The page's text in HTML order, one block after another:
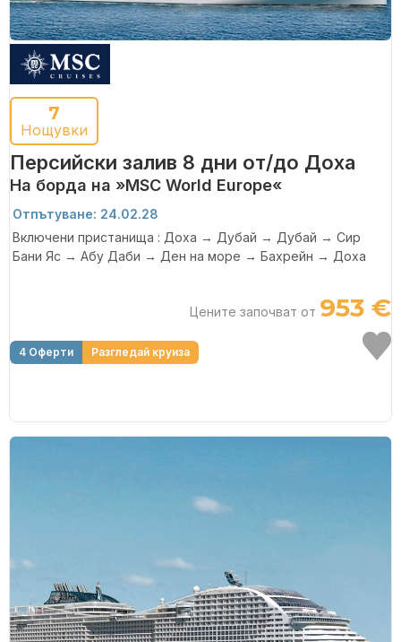
7
Нощувки
Персийски залив 8 дни от/до Доха
На борда на »MSC World Europe«
Отпътуване: 24.02.28
Включени пристанища : Доха → Дубай → Дубай → Сир
Бани Яс → Абу Даби → Ден на море → Бахрейн → Доха
Цените започват от 953 €
4 Оферти Разгледай круиза